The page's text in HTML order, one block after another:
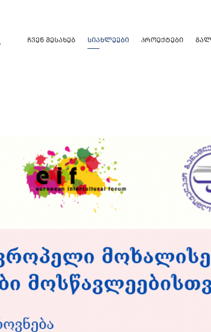
ᲩᲕᲔᲜ ᲨᲔᲡᲐᲮᲔᲑ ᲡᲘᲐᲮᲚᲔᲔᲑᲘ ᲞᲠᲝᲔᲥᲢᲔᲑᲘ